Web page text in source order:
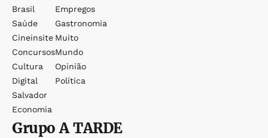
Brasil
Saúde
Cineinsite
Concursos
Cultura
Digital
Salvador
Economia
Empregos
Gastronomia
Muito
Mundo
Opinião
Política
GrupoA TARDE